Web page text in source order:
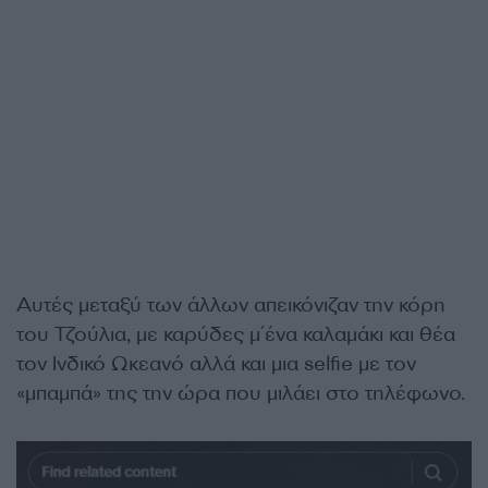
Αυτές μεταξύ των άλλων απεικόνιζαν την κόρη
του Τζούλια, με καρύδες μ΄ένα καλαμάκι και θέα
τον Ινδικό Ωκεανό αλλά και μια selfie με τον
«μπαμπά» της την ώρα που μιλάει στο τηλέφωνο.